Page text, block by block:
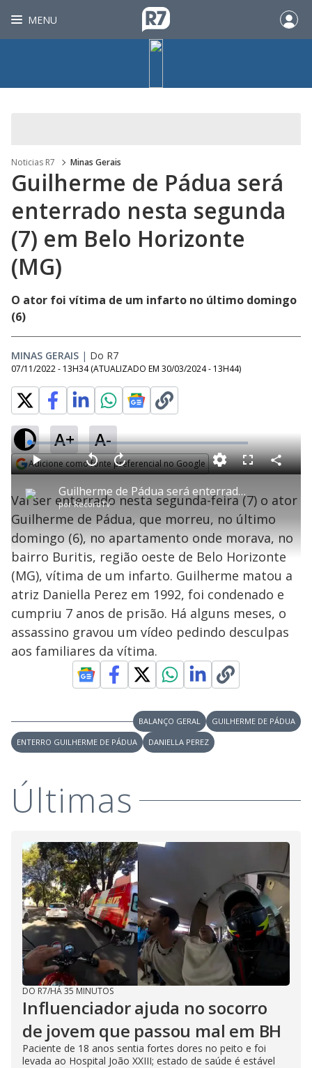
MENU
Noticias R7 Minas Gerais
Guilherme de Pádua será
enterrado nesta segunda
(7) em Belo Horizonte
(MG)
O ator foi vítima de um infarto no último domingo
(6)
MINAS GERAIS | Do R7
07/11/2022 - 13H34 (ATUALIZADO EM 30/03/2024 - 13H44)
A+ A-
Adicione como fonte preferencial no Google
P
l
a
y
V
i
d
e
o
Guilherme de Pádua será enterrado nesta segunda (7) em Belo Horizonte (MG)
porRecordTV
P V
t
a
r
e
g
d
o
s
A
n
1
s
e
g
u
n
o
s
M
u
d
o
L
o
a
d
e
:
2
.
4
5
%
F
s
c
r
e
n
C
o
a
r
Vai ser enterrado nesta segunda-feira (7) o ator
Guilherme de Pádua, que morreu, no último
domingo (6), no apartamento onde morava, no
bairro Buritis, região oeste de Belo Horizonte
(MG), vítima de um infarto. Guilherme matou a
atriz Daniella Perez em 1992, foi condenado e
cumpriu 7 anos de prisão. Há alguns meses, o
assassino gravou um vídeo pedindo desculpas
aos familiares da vítima.
BALANÇO GERAL
GUILHERME DE PÁDUA
ENTERRO GUILHERME DE PÁDUA
DANIELLA PEREZ
Últimas
DO R7/HÁ 35 MINUTOS
Influenciador ajuda no socorro
de jovem que passou mal em BH
Paciente de 18 anos sentia fortes dores no peito e foi
levada ao Hospital João XXIII; estado de saúde é estável